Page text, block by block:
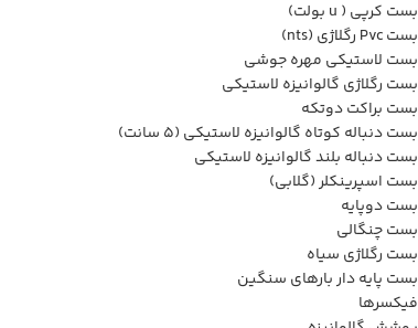
بست کرپی ( u بولت)
بست Pvc رگلاژی (nts)
بست لاستیکی مهره جوشی
بست رگلاژی گالوانیزه لاستیکی
بست براکت دوتکه
بست دنباله کوتاه گالوانیزه لاستیکی (5 سانت)
بست دنباله بلند گالوانیزه لاستیکی
بست اسپرینکلر (گلابی)
بست دوپایه
بست چنگالی
بست رگلاژی سیاه
بست پایه دار بارهای سنگین
فیکسرها